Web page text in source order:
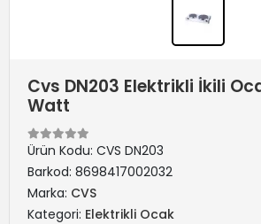
Cvs DN203 Elektrikli İkili
Watt
Ürün Kodu: CVS DN203
Barkod: 8698417002032
Marka: CVS
Kategori: Elektrikli Ocak